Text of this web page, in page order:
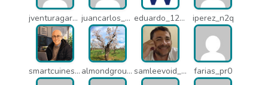
jventuragarcia_13040 juancarlos_ptr eduardo_12367 iperez_n2q
smartcuines_1378 almondgroup1984_pjc samleevoid_n58 farias_pr0